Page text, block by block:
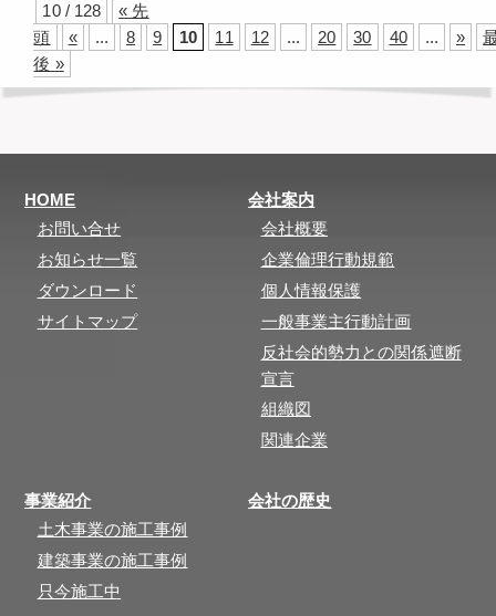
10 / 128
« 先
頭
« ... 8 9 10 11 12 ... 20 30 40 ... »
後 »
HOME
お問い合せ
お知らせ一覧
ダウンロード
サイトマップ
会社案内
会社概要
企業倫理行動規範
個人情報保護
一般事業主行動計画
反社会的勢力との関係遮断
宣言
組織図
関連企業
事業紹介
土木事業の施工事例
建築事業の施工事例
只今施工中
会社の歴史